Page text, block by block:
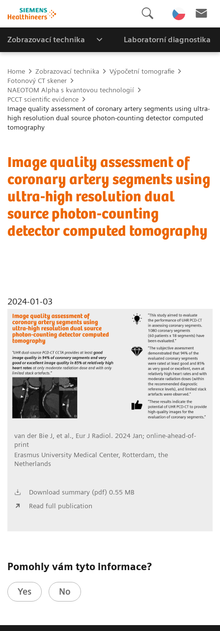
Zobrazovací technika Laboratorní diagnostika
Home Zobrazovací technika
Výpočetní tomografie
Fotonový CT skener
NAEOTOM Alpha s kvantovou technologií
PCCT scientific evidence
Image quality assessment of coronary artery segments using ultra-
high resolution dual source photon-counting detector computed
tomography
Image quality assessment of
coronary artery segments using
ultra-high resolution dual
source photon-counting
detector computed tomography
2024-01-03
van der Bie J, et al., Eur J Radiol. 2024 Jan; online-ahead-of-
print
Erasmus University Medical Center, Rotterdam, the
Netherlands
Download summary (pdf) 0.55 MB
Read full publication
Pomohly vám tyto informace?
Yes No